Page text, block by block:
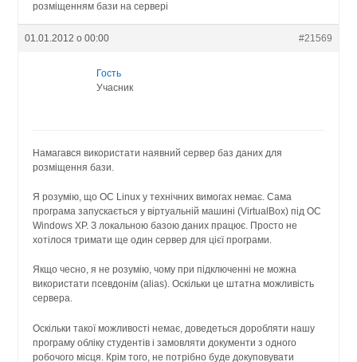
розміщенням бази на сервері
01.01.2012 о 00:00 #21569
Гость
Учасник
Намагався використати наявний сервер баз даних для
розміщення бази.
Я розумію, що ОС Linux у технічних вимогах немає. Сама
програма запускається у віртуальній машині (VirtualBox) під ОС
Windows XP. З локальною базою даних працює. Просто не
хотілося тримати ще один сервер для цієї програми.
Якщо чесно, я не розумію, чому при підключенні не можна
використати псевдонім (alias). Оскільки це штатна можливість
сервера.
Оскільки такої можливості немає, доведеться доробляти нашу
програму обліку студентів і замовляти документи з одного
робочого місця. Крім того, не потрібно буде докуповувати